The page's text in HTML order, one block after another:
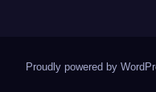
Proudly powered by